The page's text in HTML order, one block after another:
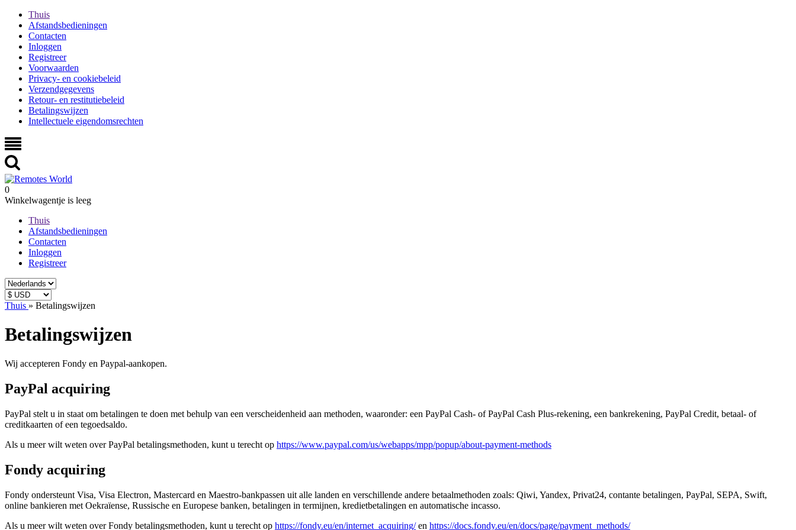
Thuis
Afstandsbedieningen
Contacten
Inloggen
Registreer
Voorwaarden
Privacy- en cookiebeleid
Verzendgegevens
Retour- en restitutiebeleid
Betalingswijzen
Intellectuele eigendomsrechten
0
Winkelwagentje is leeg
Thuis
Afstandsbedieningen
Contacten
Inloggen
Registreer
Thuis » Betalingswijzen
Betalingswijzen
Wij accepteren Fondy en Paypal-aankopen.
PayPal acquiring
PayPal stelt u in staat om betalingen te doen met behulp van een verscheidenheid aan methoden, waaronder: een PayPal Cash- of PayPal Cash Plus-rekening, een bankrekening, PayPal Credit, betaal- of
creditkaarten of een tegoedsaldo.
Als u meer wilt weten overPayPal betalingsmethoden, kunt u terecht op https://www.paypal.com/us/webapps/mpp/popup/about-payment-methods
Fondy acquiring
Fondy ondersteunt Visa, Visa Electron, Mastercard en Maestro-bankpassen uit alle landen en verschillende andere betaalmethoden zoals: Qiwi, Yandex, Privat24, contante betalingen, PayPal, SEPA, Swift,
online bankieren met Oekraïense, Russische en Europese banken, betalingen in termijnen, kredietbetalingen en automatische incasso.
Als u meer wilt weten overFondy betalingsmethoden, kunt u terecht op https://fondy.eu/en/internet_acquiring/ en https://docs.fondy.eu/en/docs/page/payment_methods/